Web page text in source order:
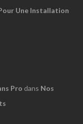
Une Installation
Pro dans Nos